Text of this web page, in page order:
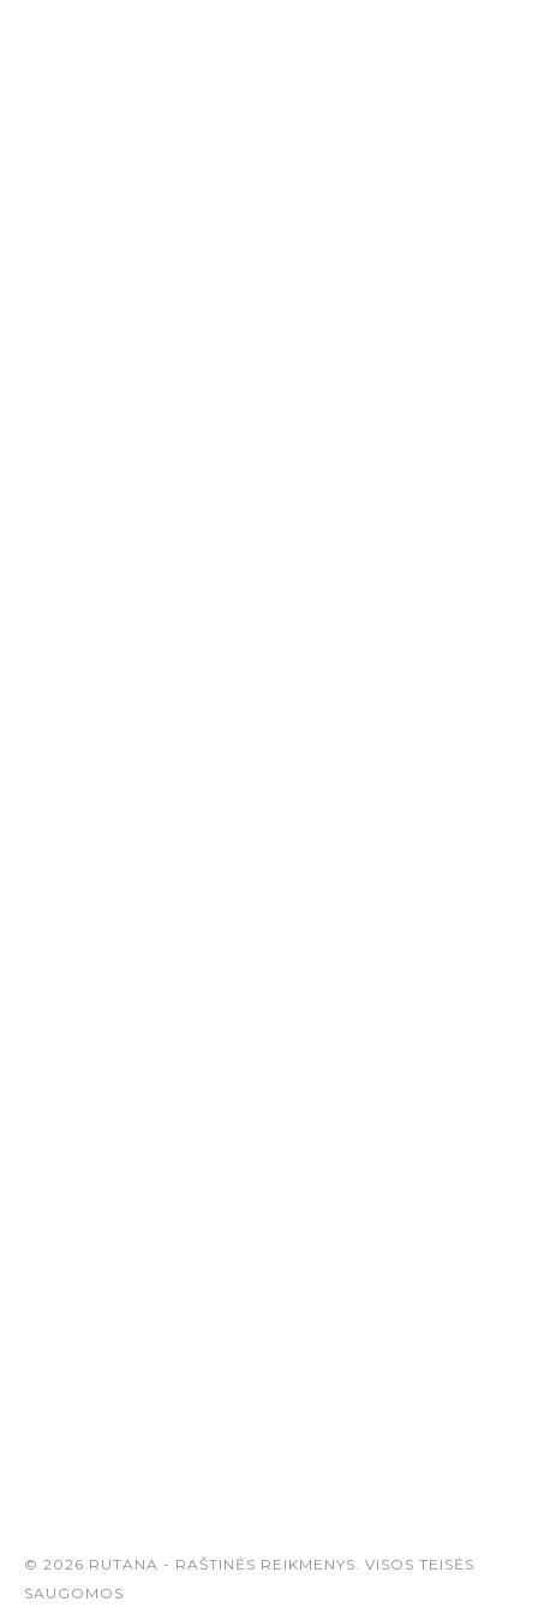
© 2026 RUTANA - RAŠTINĖS REIKMENYS. VISOS TEISĖS
SAUGOMOS